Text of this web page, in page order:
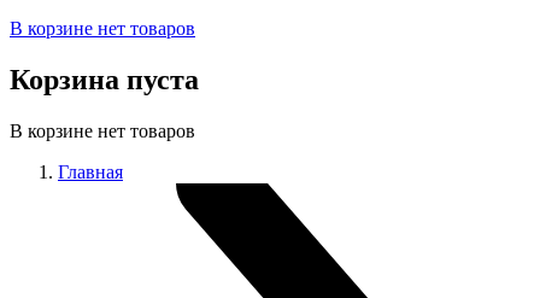
В корзине нет товаров
Корзина пуста
В корзине нет товаров
Главная